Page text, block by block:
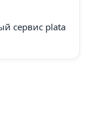
сервис plata